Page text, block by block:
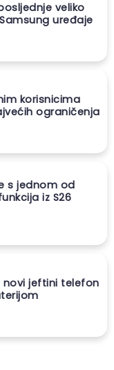
veliko
uređaje
korisnicima
ograničenja
s jednom od
iz S26
novi jeftini telefon